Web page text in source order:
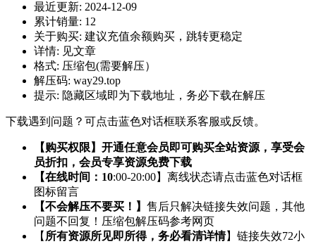
最近更新: 2024-12-09
累计销量: 12
关于购买: 建议充值余额购买，跳转更稳定
详情: 见文章
格式: 压缩包(需要解压）
解压码: way29.top
提示: 隐藏区域即为下载地址，务必下载在解压
下载遇到问题？可点击蓝色对话框联系客服或反馈。
【购买权限】开通任意会员即可购买全站资源，享受会
员折扣，会员专享资源免费下载
【在线时间：10:00-20:00】离线状态请点击蓝色对话框
图标留言
【不会解压不要买！】 售后只解决链接失效问题，其他
问题不回复！压缩包解压码参考网页
【 所有资源所见即所得，务必看清详情】链接失效72小